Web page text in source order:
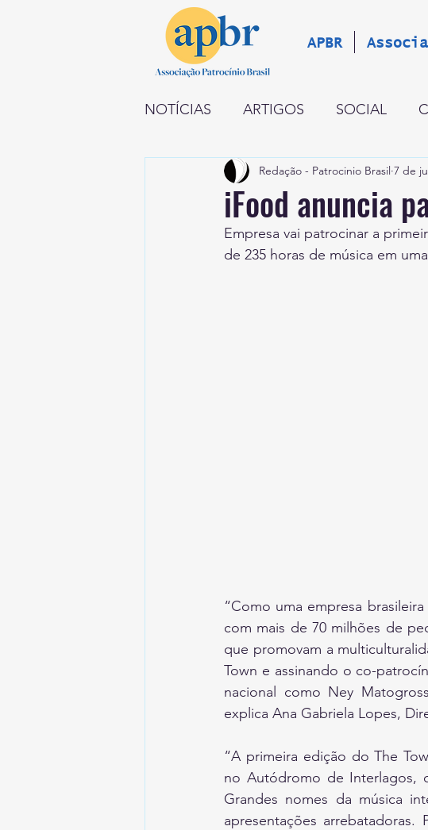
APBR
NOTÍCIAS ARTIGOS SOCIAL
NEGÓCIOS RADAR GESTÃO
INSTITUCIONAL PATROCÍNIO
iFood anuncia
Redação - Patrocinio Brasil 7 de
Empresa vai patrocinar a
de 235 horas de música em
“Como uma empresa
com mais de 70 milhões de
que promovam a
Town e assinando o co-
nacional como Ney
explica Ana Gabriela Lopes,
“A primeira edição do The
no Autódromo de Interlagos,
Grandes nomes da música
apresentações